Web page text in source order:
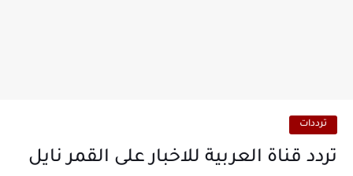
ترددات
تردد قناة العربية للاخبار على القمر نايل